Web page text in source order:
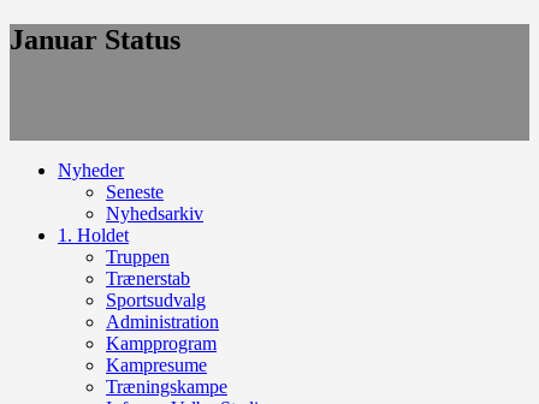
Januar Status
Nyheder
Seneste
Nyhedsarkiv
1. Holdet
Truppen
Trænerstab
Sportsudvalg
Administration
Kampprogram
Kampresume
Træningskampe